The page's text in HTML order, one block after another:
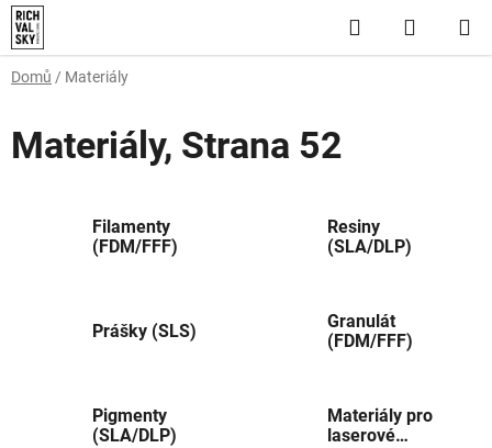
Přejít
na
obsah
Hledat
KOŠÍK
Domů / Materiály
Materiály, Strana 52
Filamenty
(FDM/FFF)
Resiny
(SLA/DLP)
Prášky (SLS)
Granulát
(FDM/FFF)
Pigmenty
(SLA/DLP)
Materiály pro
laserové